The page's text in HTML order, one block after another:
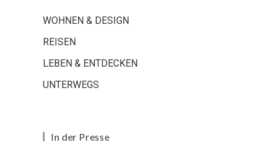
WOHNEN & DESIGN
REISEN
LEBEN & ENTDECKEN
UNTERWEGS
In der Presse